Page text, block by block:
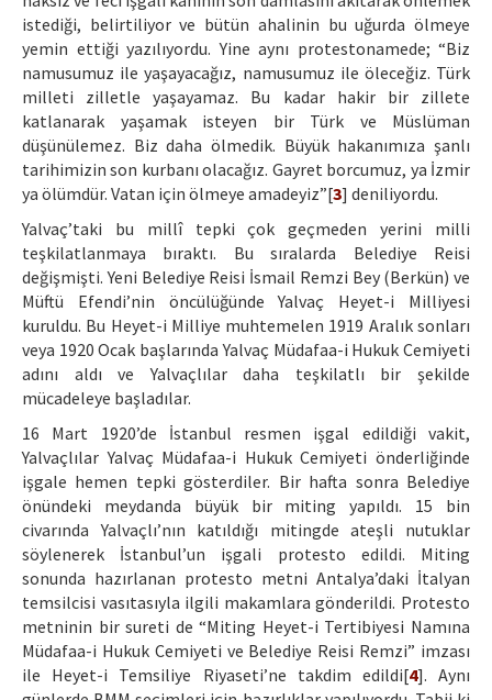
istediği, belirtiliyor ve bütün ahalinin bu uğurda ölmeye
yemin ettiği yazılıyordu. Yine aynı protestonamede; “Biz
namusumuz ile yaşayacağız, namusumuz ile öleceğiz. Türk
milleti zilletle yaşayamaz. Bu kadar hakir bir zillete
katlanarak yaşamak isteyen bir Türk ve Müslüman
düşünülemez. Biz daha ölmedik. Büyük hakanımıza şanlı
tarihimizin son kurbanı olacağız. Gayret borcumuz, ya İzmir
ya ölümdür. Vatan için ölmeye amadeyiz”[3] deniliyordu.
Yalvaç’taki bu millî tepki çok geçmeden yerini milli
teşkilatlanmaya bıraktı. Bu sıralarda Belediye Reisi
değişmişti. Yeni Belediye Reisi İsmail Remzi Bey (Berkün) ve
Müftü Efendi’nin öncülüğünde Yalvaç Heyet-i Milliyesi
kuruldu. Bu Heyet-i Milliye muhtemelen 1919 Aralık sonları
veya 1920 Ocak başlarında Yalvaç Müdafaa-i Hukuk Cemiyeti
adını aldı ve Yalvaçlılar daha teşkilatlı bir şekilde
mücadeleye başladılar.
16 Mart 1920’de İstanbul resmen işgal edildiği vakit,
Yalvaçlılar Yalvaç Müdafaa-i Hukuk Cemiyeti önderliğinde
işgale hemen tepki gösterdiler. Bir hafta sonra Belediye
önündeki meydanda büyük bir miting yapıldı. 15 bin
civarında Yalvaçlı’nın katıldığı mitingde ateşli nutuklar
söylenerek İstanbul’un işgali protesto edildi. Miting
sonunda hazırlanan protesto metni Antalya’daki İtalyan
temsilcisi vasıtasıyla ilgili makamlara gönderildi. Protesto
metninin bir sureti de “Miting Heyet-i Tertibiyesi Namına
Müdafaa-i Hukuk Cemiyeti ve Belediye Reisi Remzi” imzası
ile Heyet-i Temsiliye Riyaseti’ne takdim edildi[4]. Aynı